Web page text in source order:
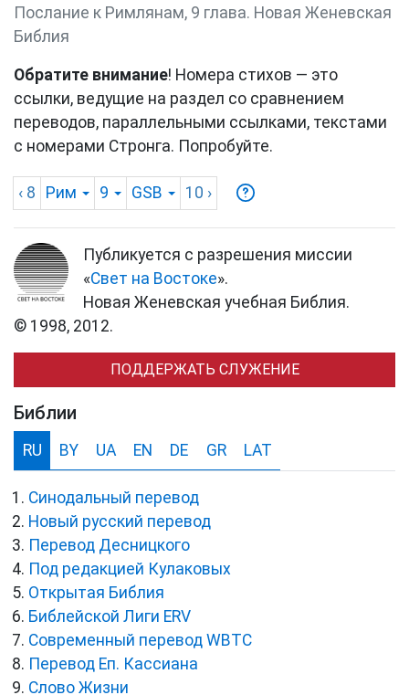
Послание к Римлянам, 9 глава. Новая Женевская
Библия
Обратите внимание! Номера стихов — это
ссылки, ведущие на раздел со сравнением
переводов, параллельными ссылками, текстами
с номерами Стронга. Попробуйте.
‹ 8 Рим 9 GSB 10 ›
Публикуется с разрешения миссии
«Свет на Востоке».
Новая Женевская учебная Библия.
© 1998, 2012.
ПОДДЕРЖАТЬ СЛУЖЕНИЕ
Библии
RU BY UA EN DE GR LAT
Синодальный перевод
Новый русский перевод
Перевод Десницкого
Под редакцией Кулаковых
Открытая Библия
Библейской Лиги ERV
Cовременный перевод WBTC
Перевод Еп. Кассиана
Слово Жизни